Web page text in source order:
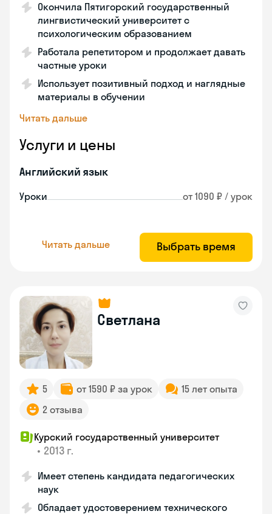
Окончила Пятигорский государственный
лингвистический университет с
психологическим образованием
Работала репетитором и продолжает давать
частные уроки
Использует позитивный подход и наглядные
материалы в обучении
Читать дальше
Услуги и цены
Английский язык
Уроки от 1090 ₽ / урок
Читать дальше Выбрать время
Светлана
5 от 1590 ₽ за урок
15 лет опыта
2 отзыва
Курский государственный университет
• 2013 г.
Имеет степень кандидата педагогических
наук
Обладает удостоверением технического